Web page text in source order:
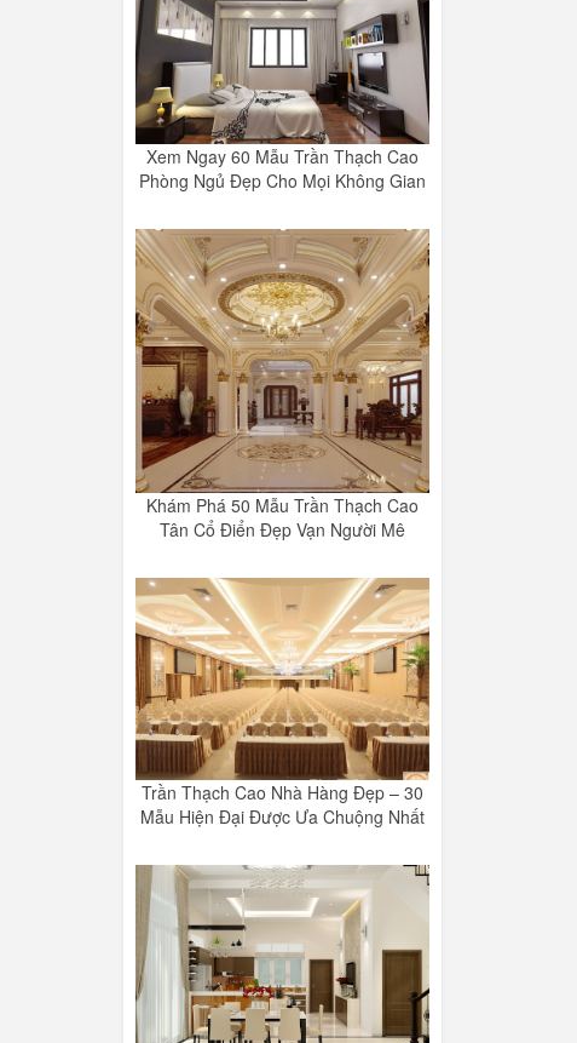
Xem Ngay 60 Mẫu Trần Thạch Cao
Phòng Ngủ Đẹp Cho Mọi Không Gian
Khám Phá 50 Mẫu Trần Thạch Cao
Tân Cổ Điển Đẹp Vạn Người Mê
Trần Thạch Cao Nhà Hàng Đẹp – 30
Mẫu Hiện Đại Được Ưa Chuộng Nhất